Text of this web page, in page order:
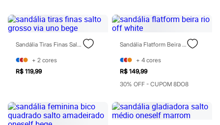
Camisetas e Regatas
Casacos e Jaquetas
Jeans
Polos
Acessórios
Bolsas e Mochilas
Chapéus e Bonés
Cintos
Relógios
Calçados
Botas
Sandália Tiras Finas Salto Grosso Via Uno Bege
+ 2 cores
R$ 119,99
Sandália Flatform Beira Rio Off White
+ 4 cores
R$ 149,99
30% OFF - CUPOM 8DO8